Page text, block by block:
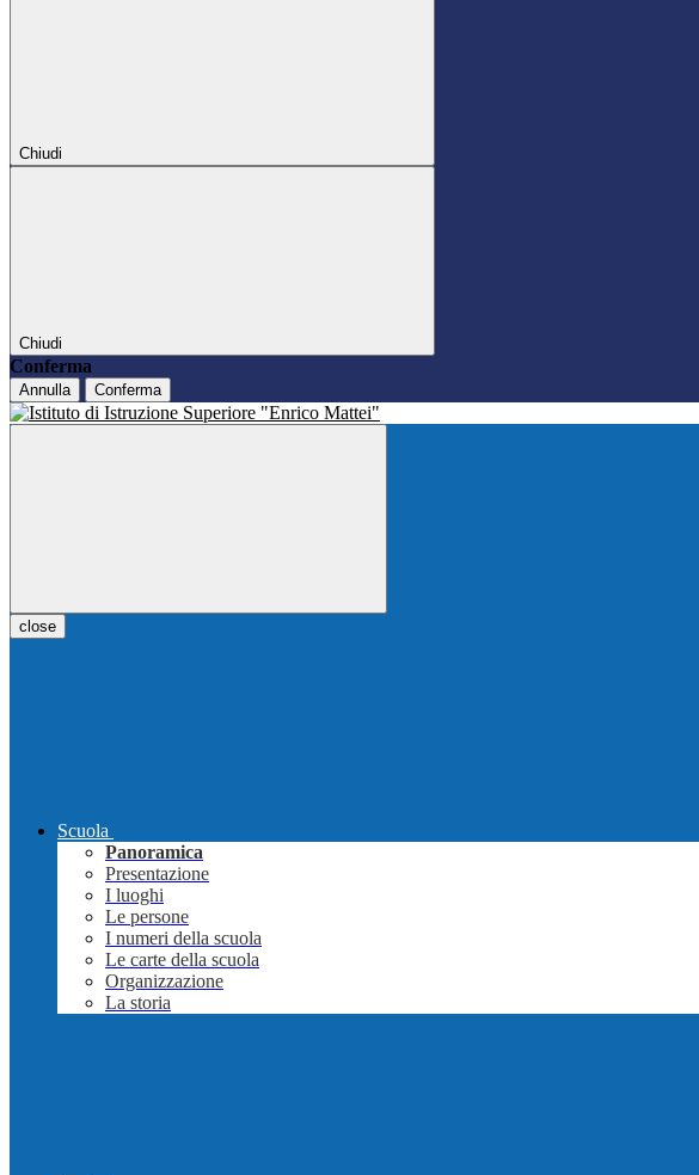
Chiudi
Chiudi
Conferma
Annulla Conferma
close
Scuola
Panoramica
Presentazione
I luoghi
Le persone
I numeri della scuola
Le carte della scuola
Organizzazione
La storia